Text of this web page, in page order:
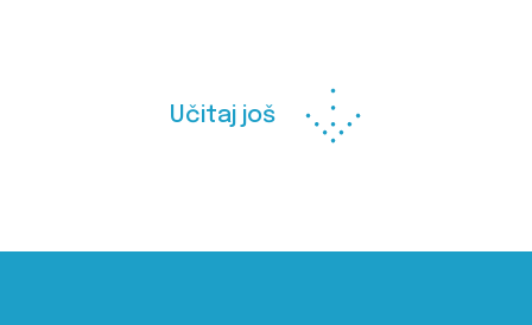
Učitaj još